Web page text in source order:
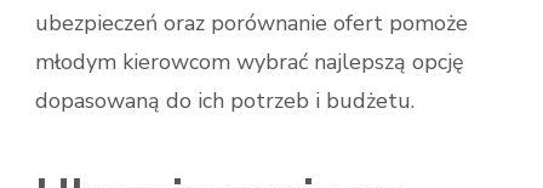
ubezpieczeń oraz porównanie ofert pomoże
młodym kierowcom wybrać najlepszą opcję
dopasowaną do ich potrzeb i budżetu.